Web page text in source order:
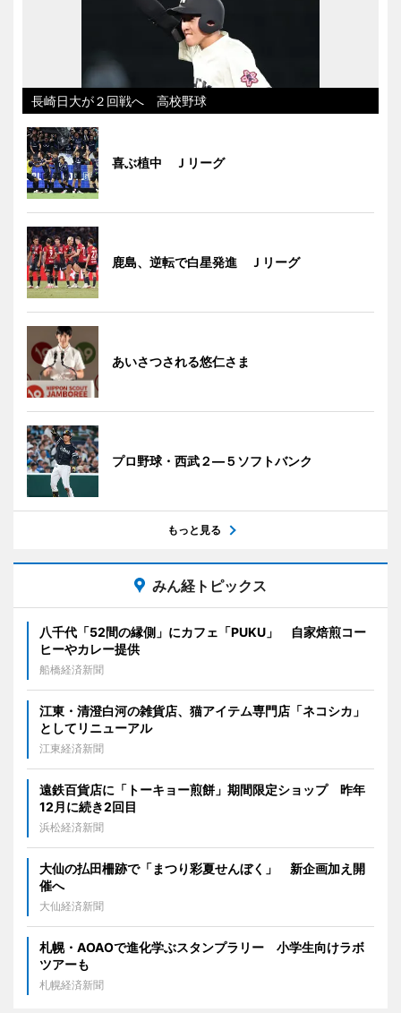
長崎日大が２回戦へ 高校野球
喜ぶ植中 Ｊリーグ
鹿島、逆転で白星発進 Ｊリーグ
あいさつされる悠仁さま
プロ野球・西武２―５ソフトバンク
もっと見る
みん経トピックス
八千代「52間の縁側」にカフェ「PUKU」 自家焙煎コー
ヒーやカレー提供
船橋経済新聞
江東・清澄白河の雑貨店、猫アイテム専門店「ネコシカ」
としてリニューアル
江東経済新聞
遠鉄百貨店に「トーキョー煎餅」期間限定ショップ 昨年
12月に続き2回目
浜松経済新聞
大仙の払田柵跡で「まつり彩夏せんぼく」 新企画加え開
催へ
大仙経済新聞
札幌・AOAOで進化学ぶスタンプラリー 小学生向けラボ
ツアーも
札幌経済新聞